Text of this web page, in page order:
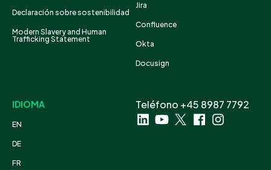
Declaración sobre sostenibilidad
Modern Slavery and Human
Trafficking Statement
Jira
Confluence
Okta
Docusign
IDIOMA
EN
DE
FR
Teléfono +45 8987 7792